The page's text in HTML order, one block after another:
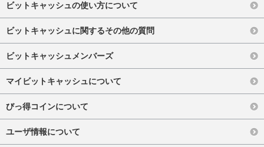
ビットキャッシュの使い方について
ビットキャッシュに関するその他の質問
ビットキャッシュメンバーズ
マイビットキャッシュについて
びっ得コインについて
ユーザ情報について